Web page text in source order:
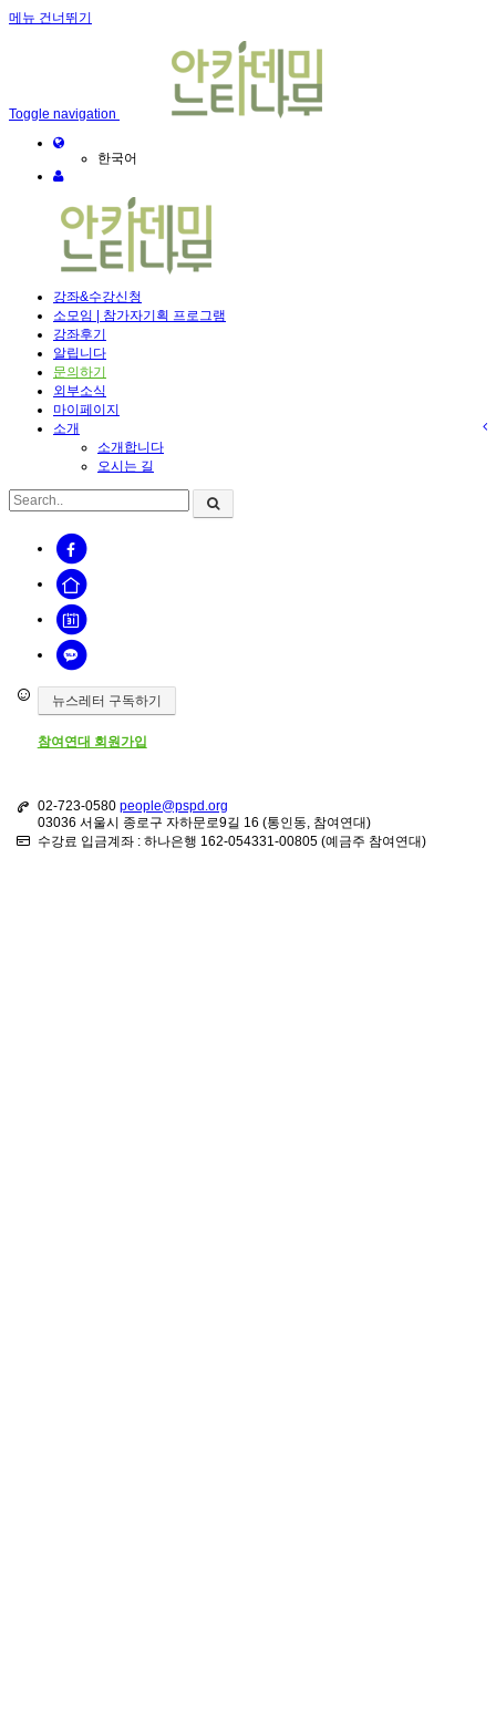
메뉴 건너뛰기
Toggle navigation
한국어
강좌&수강신청
소모임 | 참가자기획 프로그램
강좌후기
알립니다
문의하기
외부소식
마이페이지
소개
소개합니다
오시는 길
뉴스레터 구독하기
참여연대 회원가입
02-723-0580 people@pspd.org
03036 서울시 종로구 자하문로9길 16 (통인동, 참여연대)
수강료 입금계좌 : 하나은행 162-054331-00805 (예금주 참여연대)